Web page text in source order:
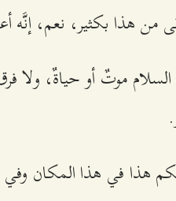
من هذا بكثير، نعم،
موتٌ أو حياةٌ، ولا
هذا في هذا المكان وفي